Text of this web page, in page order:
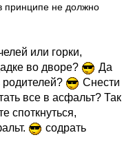
принципе не должно
или горки,
во дворе?
Да
Снести
все в асфальт? Так
споткнуться,
содрать